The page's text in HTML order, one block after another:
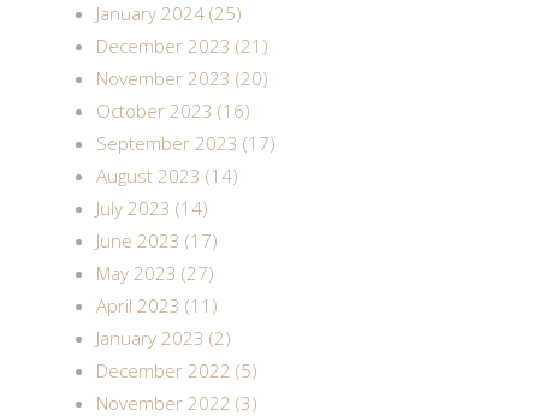
January 2024 (25)
December 2023 (21)
November 2023 (20)
October 2023 (16)
September 2023 (17)
August 2023 (14)
July 2023 (14)
June 2023 (17)
May 2023 (27)
April 2023 (11)
January 2023 (2)
December 2022 (5)
November 2022 (3)